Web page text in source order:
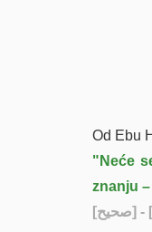
Od Ebu
"Neće
znanju
[صحيح]